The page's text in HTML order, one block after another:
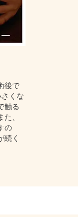
後で
くな
触る
、
の
続く